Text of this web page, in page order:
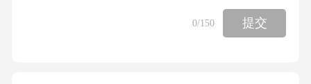
的分裂局面。材料二计天下储积，得供五六十
年。——《贞观政要》材料三(1)结合所学知
0/150 提交